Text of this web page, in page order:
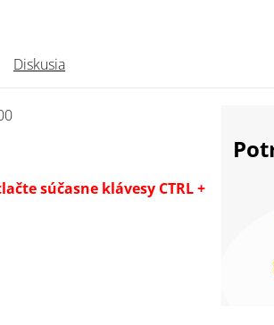
Diskusia
súčasne klávesy CTRL +